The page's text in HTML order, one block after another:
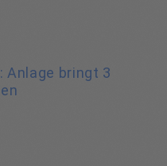
Anlage bringt 3